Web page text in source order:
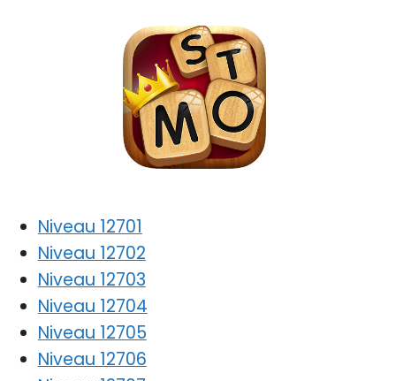
Niveau 12701
Niveau 12702
Niveau 12703
Niveau 12704
Niveau 12705
Niveau 12706